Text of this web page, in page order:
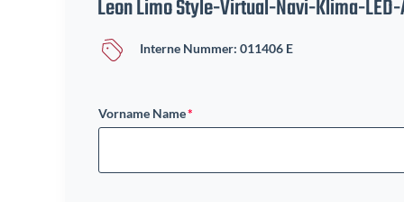
Leon Limo Style-Virtual-Navi-Klima-LED-
Interne Nummer: 011406 E
Vorname Name